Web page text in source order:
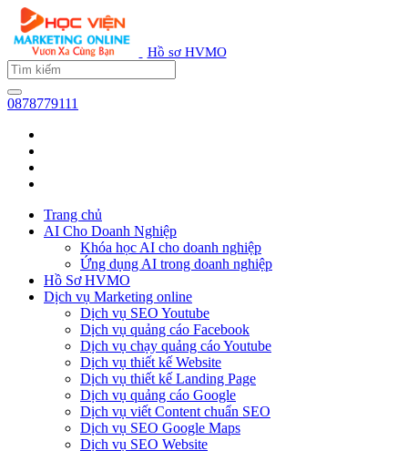
Hồ sơ HVMO
0878779111
Trang chủ
AI Cho Doanh Nghiệp
Khóa học AI cho doanh nghiệp
Ứng dụng AI trong doanh nghiệp
Hồ Sơ HVMO
Dịch vụ Marketing online
Dịch vụ SEO Youtube
Dịch vụ quảng cáo Facebook
Dịch vụ chạy quảng cáo Youtube
Dịch vụ thiết kế Website
Dịch vụ thiết kế Landing Page
Dịch vụ quảng cáo Google
Dịch vụ viết Content chuẩn SEO
Dịch vụ SEO Google Maps
Dịch vụ SEO Website